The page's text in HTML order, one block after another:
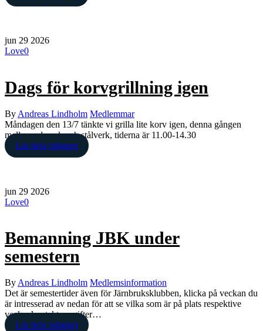
jun 29 2026
Love0
Dags för korvgrillning igen
By Andreas Lindholm Medlemmar
Måndagen den 13/7 tänkte vi grilla lite korv igen, denna gången
mellan valsverk och stålverk, tiderna är 11.00-14.30
Läs hela inlägget
jun 29 2026
Love0
Bemanning JBK under
semestern
By Andreas Lindholm Medlemsinformation
Det är semestertider även för Järnbruksklubben, klicka på veckan du
är intresserad av nedan för att se vilka som är på plats respektive
vecka, kontaktuppgifter…
Läs hela inlägget